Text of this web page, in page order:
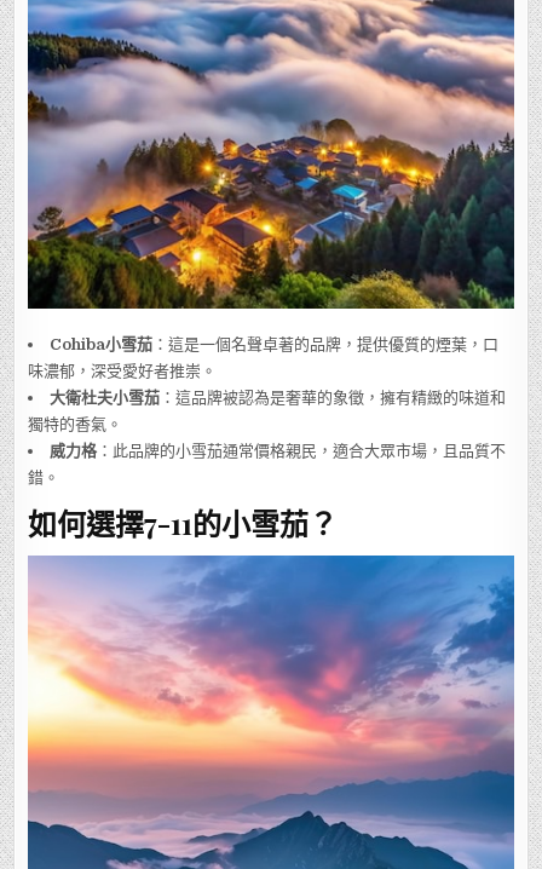
Cohiba小雪茄 ：這是一個名聲卓著的品牌，提供優質的煙葉，口
味濃郁，深受愛好者推崇。
大衛杜夫小雪茄 ：這品牌被認為是奢華的象徵，擁有精緻的味道和
獨特的香氣。
威力格 ：此品牌的小雪茄通常價格親民，適合大眾市場，且品質不
錯。
如何選擇7-11的小雪茄？